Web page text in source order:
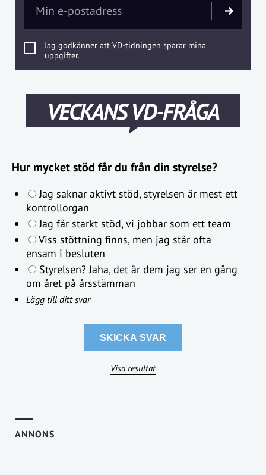
Jag godkänner att VD-tidningen sparar mina
uppgifter.
VECKANS VD-FRÅGA
Hur mycket stöd får du från din styrelse?
Jag saknar aktivt stöd, styrelsen är mest ett
kontrollorgan
Jag får starkt stöd, vi jobbar som ett team
Viss stöttning finns, men jag står ofta
ensam i besluten
Styrelsen? Jaha, det är dem jag ser en gång
om året på årsstämman
Lägg till ditt svar
Visa resultat
ANNONS